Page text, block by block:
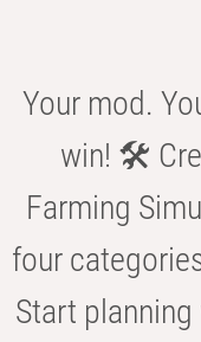
Your mod.
win! 🛠️
Farming
four
Start